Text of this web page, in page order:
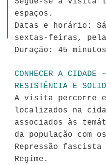
espaços.
Datas e horário:
sextas-feiras,
Duração: 45 minutos
CONHECER A CIDADE
RESISTÊNCIA E
A visita percorre
localizados na
associados às
da população com
Repressão
Regime.